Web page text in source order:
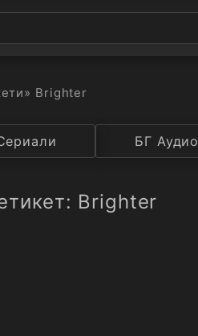
» Brighter
БГ Аудио
Brighter